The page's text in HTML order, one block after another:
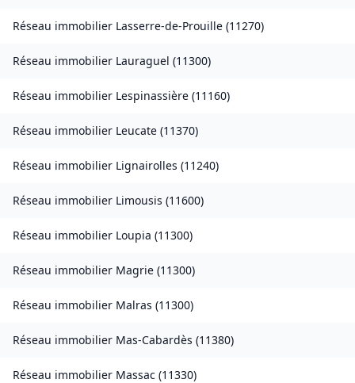
Réseau immobilier Lasserre-de-Prouille (11270)
Réseau immobilier Lauraguel (11300)
Réseau immobilier Lespinassière (11160)
Réseau immobilier Leucate (11370)
Réseau immobilier Lignairolles (11240)
Réseau immobilier Limousis (11600)
Réseau immobilier Loupia (11300)
Réseau immobilier Magrie (11300)
Réseau immobilier Malras (11300)
Réseau immobilier Mas-Cabardès (11380)
Réseau immobilier Massac (11330)